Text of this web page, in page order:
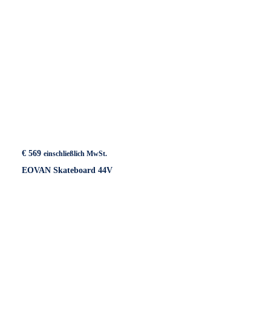
€ 569 einschließlich MwSt.
EOVAN Skateboard 44V